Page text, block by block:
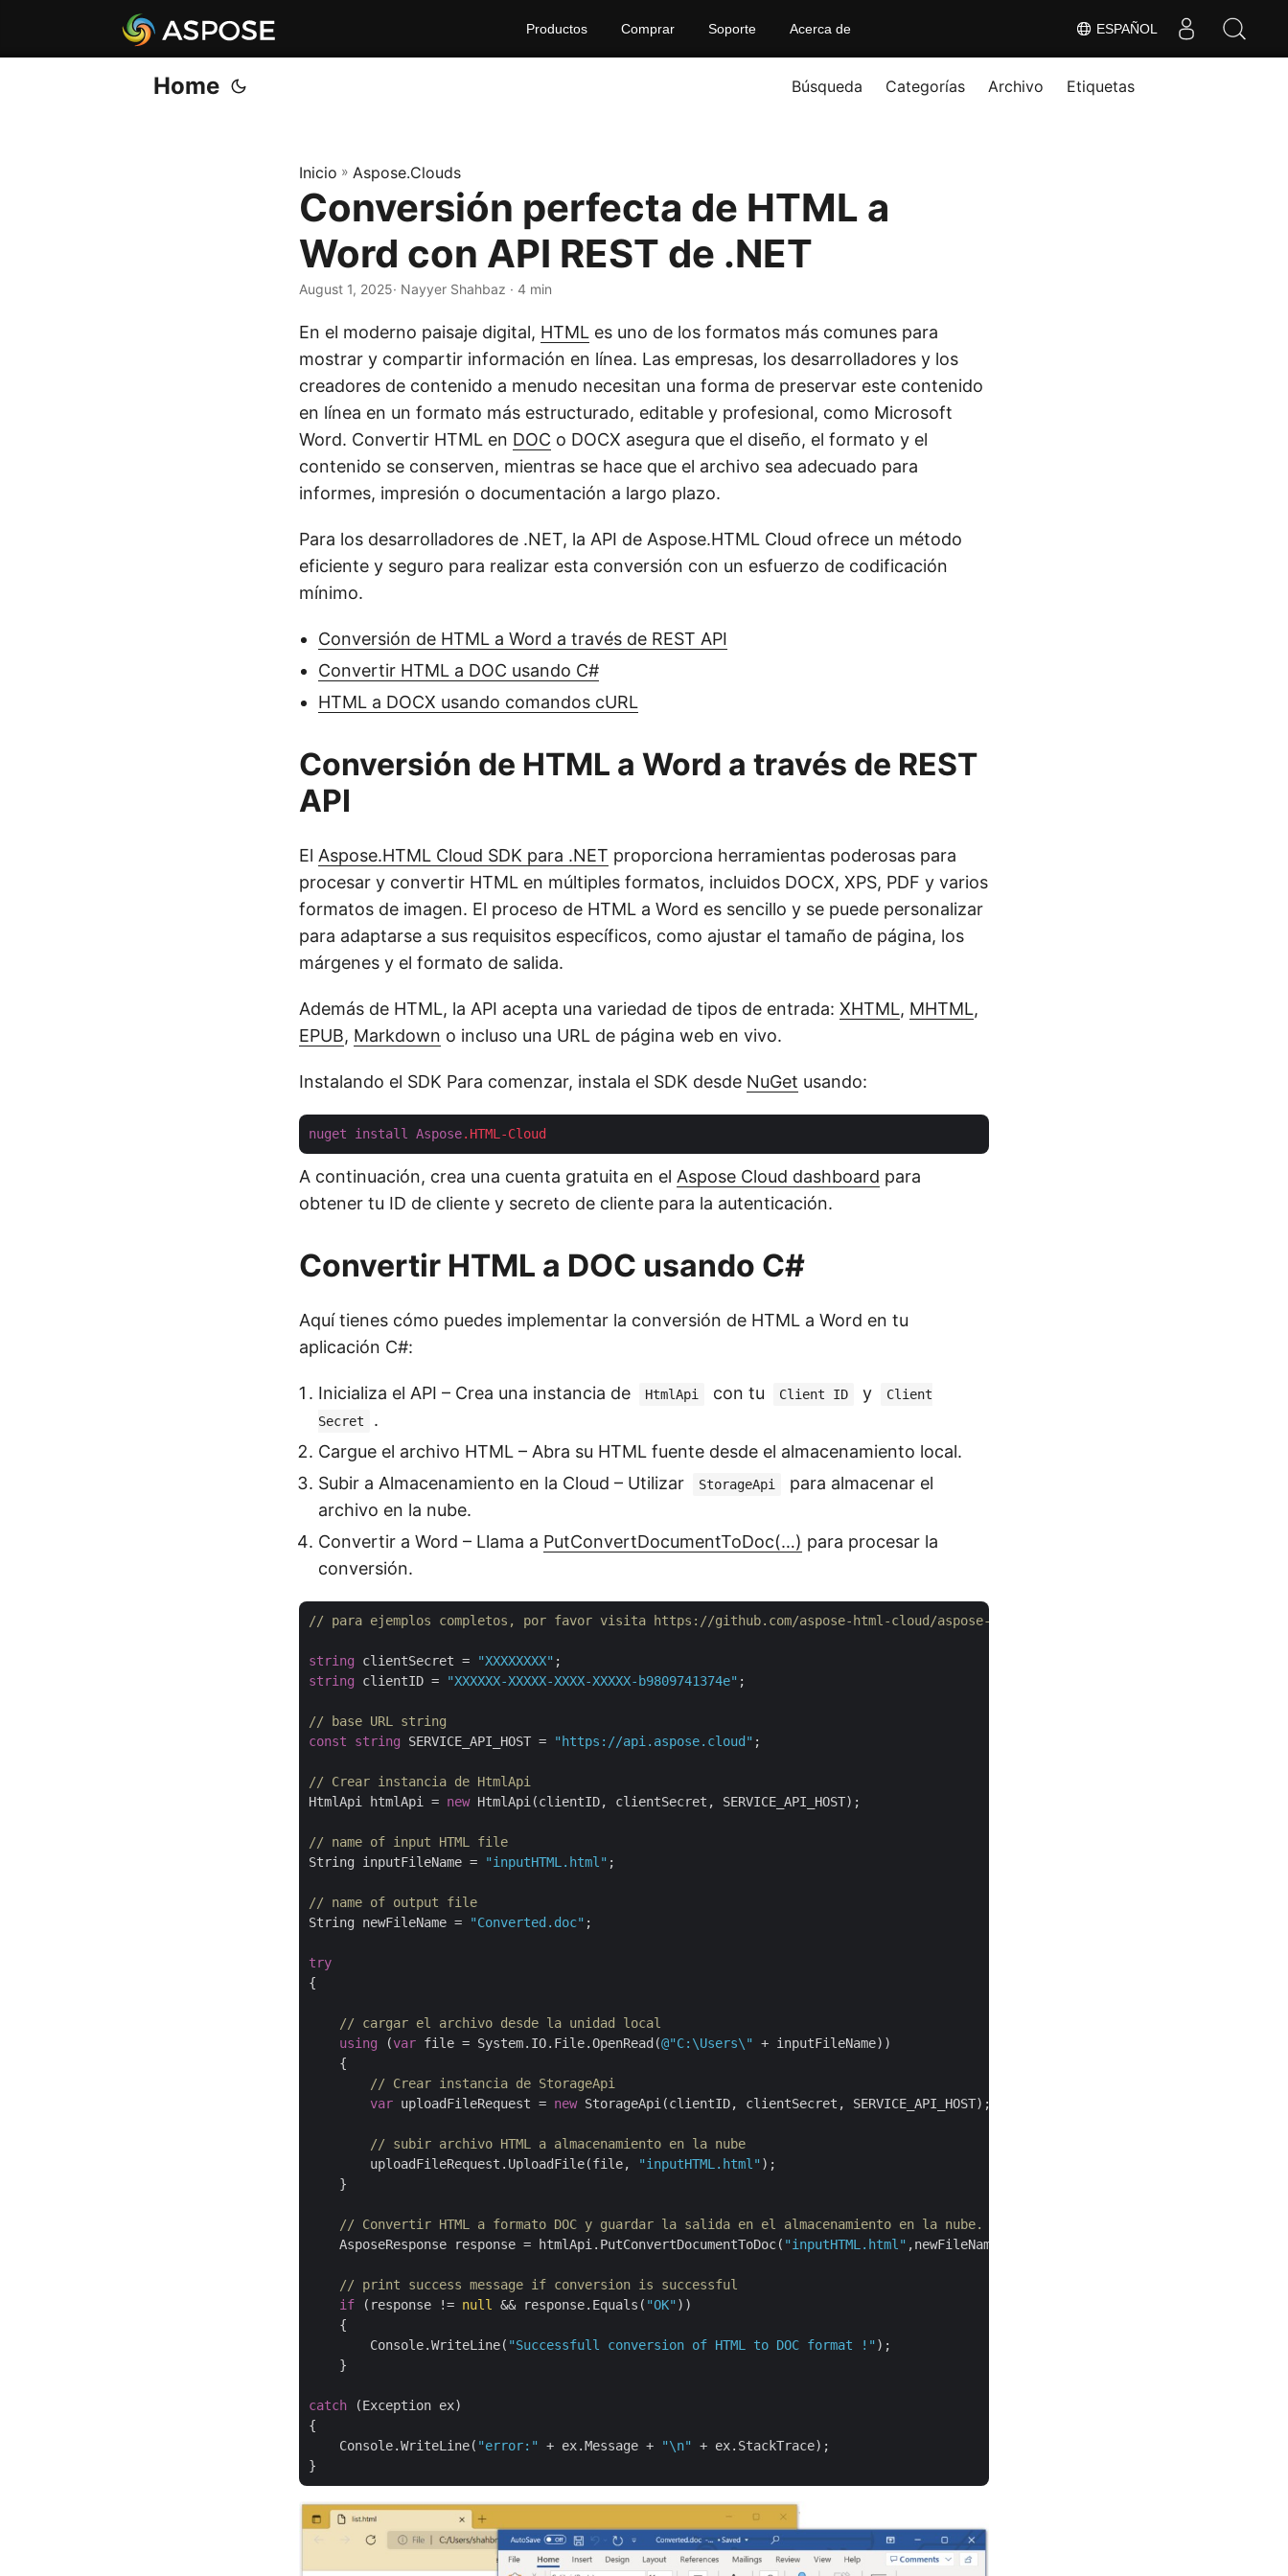
ESPAÑOL
Productos Comprar Soporte Acerca de
Home Búsqueda Categorías Archivo Etiquetas
Inicio » Aspose.Clouds
Conversión perfecta de HTML a
Word con API REST de .NET
August 1, 2025· Nayyer Shahbaz · 4 min
En el moderno paisaje digital, HTML es uno de los formatos más comunes para
mostrar y compartir información en línea. Las empresas, los desarrolladores y los
creadores de contenido a menudo necesitan una forma de preservar este contenido
en línea en un formato más estructurado, editable y profesional, como Microsoft
Word. Convertir HTML en DOC o DOCX asegura que el diseño, el formato y el
contenido se conserven, mientras se hace que el archivo sea adecuado para
informes, impresión o documentación a largo plazo.
Para los desarrolladores de .NET, la API de Aspose.HTML Cloud ofrece un método
eficiente y seguro para realizar esta conversión con un esfuerzo de codificación
mínimo.
Conversión de HTML a Word a través de REST API
Convertir HTML a DOC usando C#
HTML a DOCX usando comandos cURL
Conversión de HTML a Word a través de REST
API
El Aspose.HTML Cloud SDK para .NET proporciona herramientas poderosas para
procesar y convertir HTML en múltiples formatos, incluidos DOCX, XPS, PDF y varios
formatos de imagen. El proceso de HTML a Word es sencillo y se puede personalizar
para adaptarse a sus requisitos específicos, como ajustar el tamaño de página, los
márgenes y el formato de salida.
Además de HTML, la API acepta una variedad de tipos de entrada: XHTML, MHTML,
EPUB, Markdown o incluso una URL de página web en vivo.
Instalando el SDK Para comenzar, instala el SDK desde NuGet usando:
nuget install Aspose.HTML-Cloud
A continuación, crea una cuenta gratuita en el Aspose Cloud dashboard para
obtener tu ID de cliente y secreto de cliente para la autenticación.
Convertir HTML a DOC usando C#
Aquí tienes cómo puedes implementar la conversión de HTML a Word en tu
aplicación C#:
Inicializa el API – Crea una instancia de HtmlApi con tu Client ID y
Client
Secret
.
Cargue el archivo HTML – Abra su HTML fuente desde el almacenamiento local.
Subir a Almacenamiento en la Cloud – Utilizar
StorageApi
para almacenar el
archivo en la nube.
Convertir a Word – Llama a PutConvertDocumentToDoc(…) para procesar la
conversión.
// para ejemplos completos, por favor visita https://github.com/aspose-html-cloud/aspose-html-cloud-dotnet
string clientSecret = "XXXXXXXX"
string clientID = "XXXXXX-XXXXX-XXXX-XXXXX-b9809741374e" ;
// base URL string
const
string SERVICE_API_HOST = "https://api.aspose.cloud" ;
// Crear instancia de HtmlApi
HtmlApi htmlApi = new HtmlApi(clientID, clientSecret, SERVICE_API_HOST);
// name of input HTML file
String inputFileName =
"inputHTML.html" ;
// name of output file
String newFileName =
"Converted.doc" ;
try
{
// cargar el archivo desde la unidad local
using (var file = System.IO.File.OpenRead(@"C:\Users\"
+ inputFileName))
    {
// Crear instancia de StorageApi
var uploadFileRequest = new StorageApi(clientID, clientSecret, SERVICE_API_HOST);
// subir archivo HTML a almacenamiento en la nube
        uploadFileRequest.UploadFile(file,
"inputHTML.html" );
    }
// Convertir HTML a formato DOC y guardar la salida en el almacenamiento en la nube.
    AsposeResponse response = htmlApi.PutConvertDocumentToDoc(
"inputHTML.html" ,newFileName);
// print success message if conversion is successful
if (response != null && response.Equals( "OK" ))
    {
        Console.WriteLine(
"Successfull conversion of HTML to DOC format !" );
    }
catch (Exception ex)
{
    Console.WriteLine(
"error:" + ex.Message + "\n"
+ ex.StackTrace);